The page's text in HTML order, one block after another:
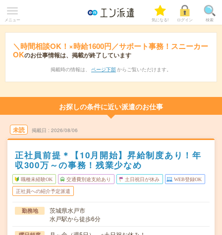
メニュー 気になる! ログイン 検索
＼時間相談OK！×時給1600円／サポート事務！スニーカー
OKのお仕事情報は、掲載が終了しています
掲載時の情報は、 ページ下部 からご覧いただけます。
お探しの条件に近い派遣のお仕事
未読 掲載日 2026/08/06
正社員前提＊【10月開始】昇給制度あり！年
収300万～の事務！残業少なめ
職種未経験OK 交通費別途支給あり 土日祝日が休み WEB登録OK
正社員への紹介予定派遣
勤務地
茨城県水戸市
水戸駅から徒歩6分